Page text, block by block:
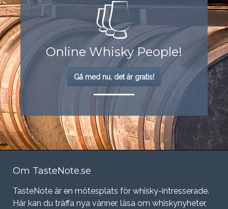
Online Whisky People!
Gå med nu, det är gratis!
Om TasteNote.se
TasteNote är en mötesplats för whisky-intresserade.
Här kan du träffa nya vänner, läsa om whiskynyheter,